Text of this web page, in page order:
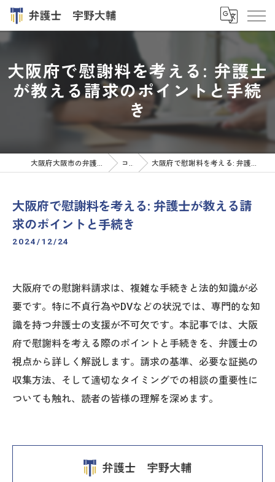
大阪府で慰謝料を考える: 弁護士
が教える請求のポイントと手続
き
大阪府大阪市の弁護士なら弁護士 宇野大輔 コラム 大阪府で慰謝料を考える: 弁護士が教える請求のポイントと手続き
大阪府で慰謝料を考える: 弁護士が教える請
求のポイントと手続き
2024/12/24
大阪府での慰謝料請求は、複雑な手続きと法的知識が必
要です。特に不貞行為やDVなどの状況では、専門的な知
識を持つ弁護士の支援が不可欠です。本記事では、大阪
府で慰謝料を考える際のポイントと手続きを、弁護士の
視点から詳しく解説します。請求の基準、必要な証拠の
収集方法、そして適切なタイミングでの相談の重要性に
ついても触れ、読者の皆様の理解を深めます。